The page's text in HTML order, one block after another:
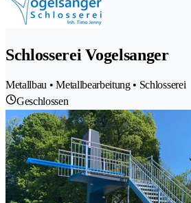
Schlosserei Vogelsanger
Metallbau • Metallbearbeitung • Schlosserei
Geschlossen